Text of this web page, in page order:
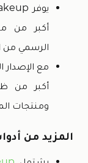
أكبر من
الرسمي من
مع
أكبر من
ومنتجات
المزيد من